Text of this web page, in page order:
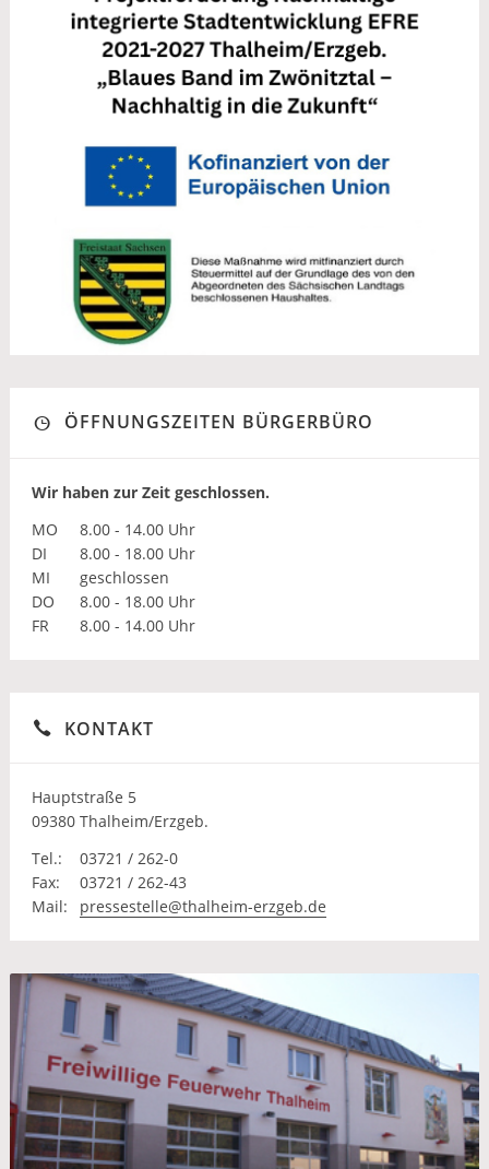
ÖFFNUNGSZEITEN BÜRGERBÜRO
Wir haben zur Zeit geschlossen.
MO
8.00 - 14.00 Uhr
DI
8.00 - 18.00 Uhr
MI
geschlossen
DO
8.00 - 18.00 Uhr
FR
8.00 - 14.00 Uhr
KONTAKT
Hauptstraße 5
09380 Thalheim/Erzgeb.
Tel.:
03721 / 262-0
Fax:
03721 / 262-43
Mail:
pressestelle@thalheim-erzgeb.de